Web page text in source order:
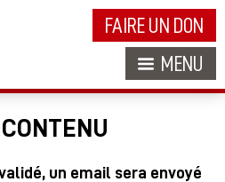
FAIRE UN DON
MENU
un email sera envoyé